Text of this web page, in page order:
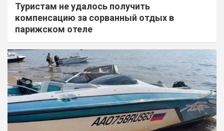
Туристам не удалось получить
компенсацию за сорванный отдых в
парижском отеле